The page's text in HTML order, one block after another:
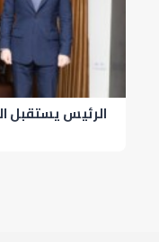
الرئيس يستقبل